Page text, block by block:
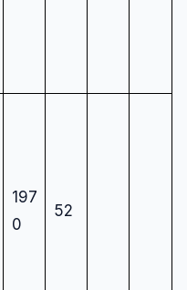
197
0
52